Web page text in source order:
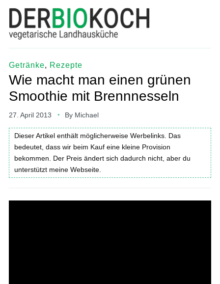
Getränke, Rezepte
Wie macht man einen grünen
Smoothie mit Brennnesseln
27. April 2013 By Michael
Dieser Artikel enthält möglicherweise Werbelinks. Das
bedeutet, dass wir beim Kauf eine kleine Provision
bekommen. Der Preis ändert sich dadurch nicht, aber du
unterstützt meine Webseite.